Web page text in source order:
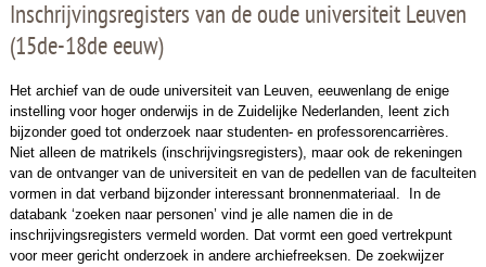
Inschrijvingsregisters van de oude universiteit Leuven
(15de-18de eeuw)
Het archief van de oude universiteit van Leuven, eeuwenlang de enige
instelling voor hoger onderwijs in de Zuidelijke Nederlanden, leent zich
bijzonder goed tot onderzoek naar studenten- en professorencarrières.
Niet alleen de matrikels (inschrijvingsregisters), maar ook de rekeningen
van de ontvanger van de universiteit en van de pedellen van de faculteiten
vormen in dat verband bijzonder interessant bronnenmateriaal. In de
databank ‘zoeken naar personen’ vind je alle namen die in de
inschrijvingsregisters vermeld worden. Dat vormt een goed vertrekpunt
voor meer gericht onderzoek in andere archiefreeksen. De zoekwijzer